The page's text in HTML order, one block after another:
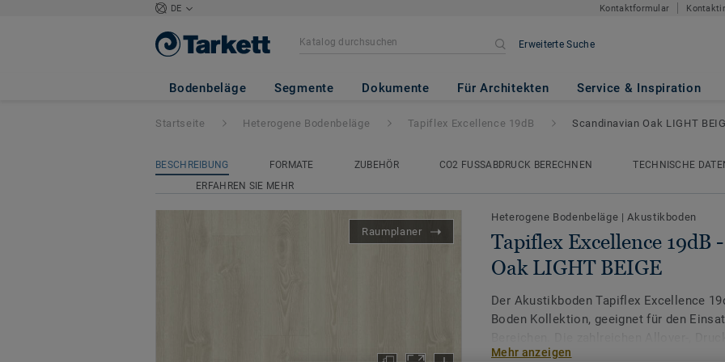
DE Kontaktformular
Erweiterte Suche
Bodenbeläge Segmente Dokumente Für Architekten Service & Inspiration
Tapiflex Excellence 19dB - Scandinavian Oak
Startseite Heterogene Bodenbeläge Tapiflex Excellence 19dB Scandinavian Oak LIGHT
BESCHREIBUNG FORMATE ZUBEHÖR CO2 FUSSABDRUCK BERECHNEN
TECHNISCHE
ERFAHREN SIE MEHR
Raumplaner
Heterogene Bodenbeläge |Akustikboden
Tapiflex Excellence 19dB
Oak LIGHT BEIGE
Der Akustikboden Tapiflex Excellence
Boden Kollektion, geeignet für den
endlose Möglichkeiten, um
Mehr anzeigen